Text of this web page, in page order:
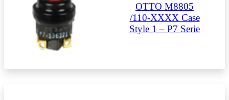
OTTO M8805
/110-XXXX Case
Style 1 – P7 Serie